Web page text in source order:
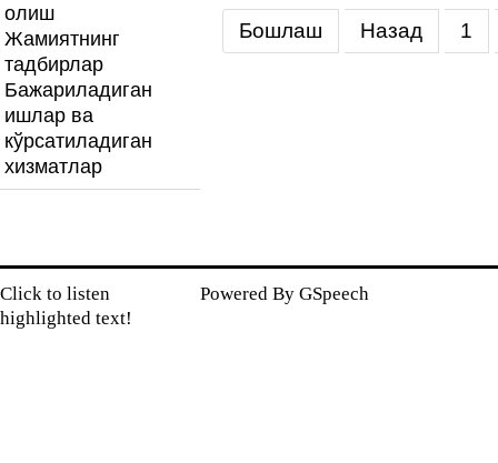
олиш
Жамиятнинг
тадбирлар
Бажариладиган
ишлар ва
кўрсатиладиган
хизматлар
Бошлаш
Назад 1
Click to listen
highlighted text!
Powered By GSpeech